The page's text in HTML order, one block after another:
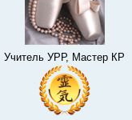
Учитель УРР, Мастер КР